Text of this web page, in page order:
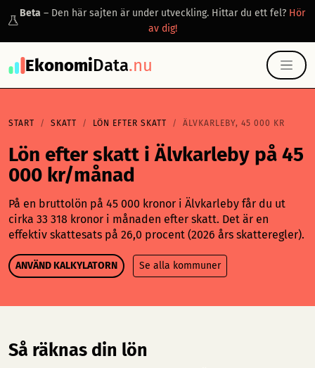
Beta – Den här sajten är under utveckling. Hittar du ett fel? Hör
av dig!
EkonomiData.nu
START SKATT LÖN EFTER SKATT ÄLVKARLEBY, 45 000 KR
Lön efter skatt i Älvkarleby på 45
000 kr/månad
På en bruttolön på 45 000 kronor i Älvkarleby får du ut
cirka 33 318 kronor i månaden efter skatt. Det är en
effektiv skattesats på 26,0 procent (2026 års skatteregler).
ANVÄND KALKYLATORN Se alla kommuner
Så räknas din lön